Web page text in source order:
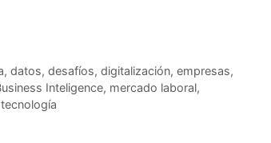
, datos, desafíos, digitalización, empresas,
Inteligence, mercado laboral,
tecnología